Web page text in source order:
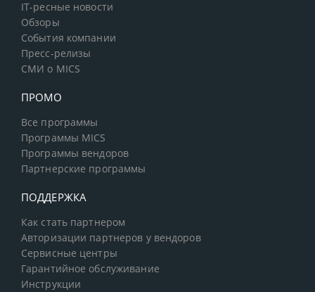
IT-ресные новости
Обзоры
События компании
Пресс-релизы
СМИ о MICS
ПРОМО
Все программы
Программы MICS
Программы вендоров
Партнерские программы
ПОДДЕРЖКА
Как стать партнером
Авторизации партнеров у вендоров
Сервисные центры
Гарантийное обслуживание
Инструкции